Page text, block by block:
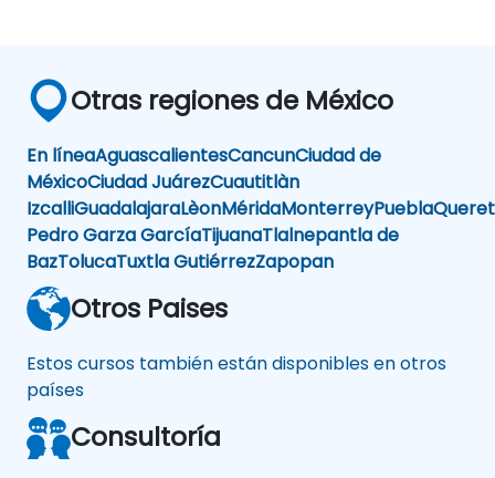
Otras regiones de México
En líneaAguascalientesCancunCiudad de
MéxicoCiudad JuárezCuautitlàn
IzcalliGuadalajaraLèonMéridaMonterreyPuebla
Pedro Garza GarcíaTijuanaTlalnepantla de
BazTolucaTuxtla GutiérrezZapopan
Otros Paises
Estos cursos también están disponibles en otros
países
Consultoría